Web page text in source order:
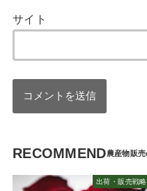
サイト
RECOMMEND
出荷・販売戦略